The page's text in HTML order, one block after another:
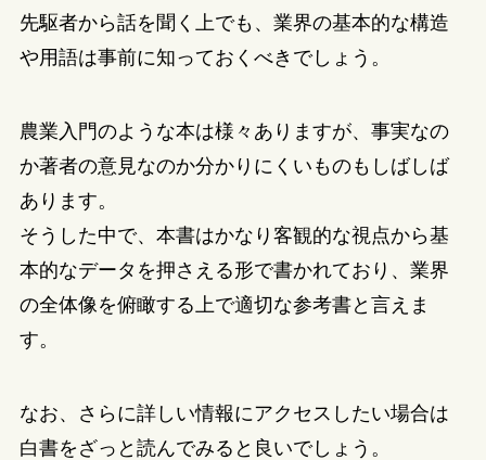
先駆者から話を聞く上でも、業界の基本的な構造
や用語は事前に知っておくべきでしょう。
農業入門のような本は様々ありますが、事実なの
か著者の意見なのか分かりにくいものもしばしば
あります。
そうした中で、本書はかなり客観的な視点から基
本的なデータを押さえる形で書かれており、業界
の全体像を俯瞰する上で適切な参考書と言えま
す。
なお、さらに詳しい情報にアクセスしたい場合は
白書をざっと読んでみると良いでしょう。